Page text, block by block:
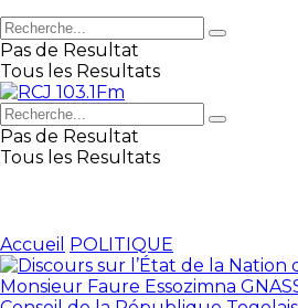
Pas de Resultat
Tous les Resultats
Pas de Resultat
Tous les Resultats
Accueil POLITIQUE